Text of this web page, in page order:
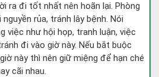
ra đi tốt nhất nên hoãn lại. Phòng
rủa, tránh lây bệnh. Nói
việc như hội họp, tranh luận, việc
đi vào giờ này. Nếu bắt buộc
này thì nên giữ miệng để hạn ché
cãi nhau.